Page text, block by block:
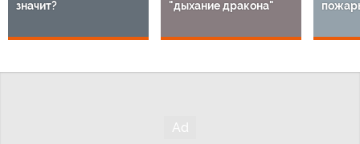
значит?
"дыхание дракона"